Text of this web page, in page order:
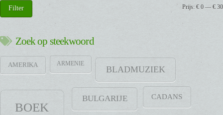
Min.
prijs
Max.
prijs
Filter Prijs: € 0 — € 30
Zoek op steekwoord
AMERIKA ARMENIE
BLADMUZIEK
BOEK
BULGARIJE CADANS